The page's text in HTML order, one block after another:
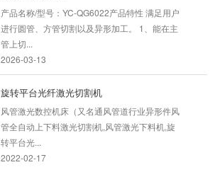
产品名称/型号：YC-QG6022产品特性 满足用户
进行圆管、方管切割以及异形加工。 1、能在主
管上切...
2026-03-13
旋转平台光纤激光切割机
风管激光数控机床（又名通风管道行业异形件风
管全自动上下料激光切割机,风管激光下料机,旋
转平台光...
2022-02-17